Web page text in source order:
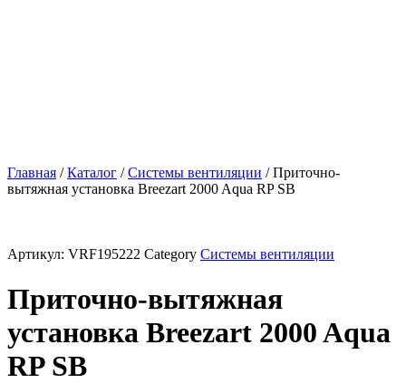
Главная /Каталог /Системы вентиляции / Приточно-
вытяжная установка Breezart 2000 Aqua RP SB
Артикул: VRF195222 Category Системы вентиляции
Приточно-вытяжная
установка Breezart 2000 Aqua
RP SB